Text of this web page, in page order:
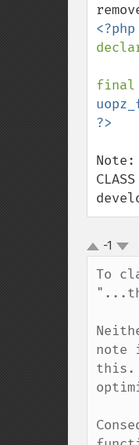
final
up-1
To
note
this.